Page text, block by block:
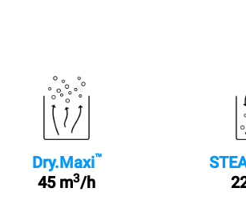
Dry.Maxi™
45 m3/h